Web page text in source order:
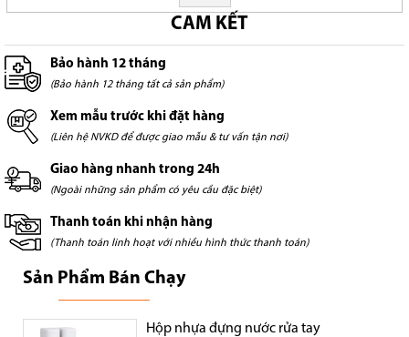
CAM KẾT
Bảo hành 12 tháng
(Bảo hành 12 tháng tất cả sản phẩm)
Xem mẫu trước khi đặt hàng
(Liên hệ NVKD để được giao mẫu & tư vấn tận nơi)
Giao hàng nhanh trong 24h
(Ngoài những sản phẩm có yêu cầu đặc biệt)
Thanh toán khi nhận hàng
(Thanh toán linh hoạt với nhiều hình thức thanh toán)
Sản Phẩm Bán Chạy
Hộp nhựa đựng nước rửa tay